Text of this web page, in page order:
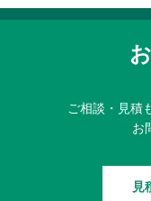
ご相談・見積
お
見